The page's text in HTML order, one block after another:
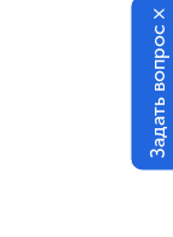
Задать вопрос
×